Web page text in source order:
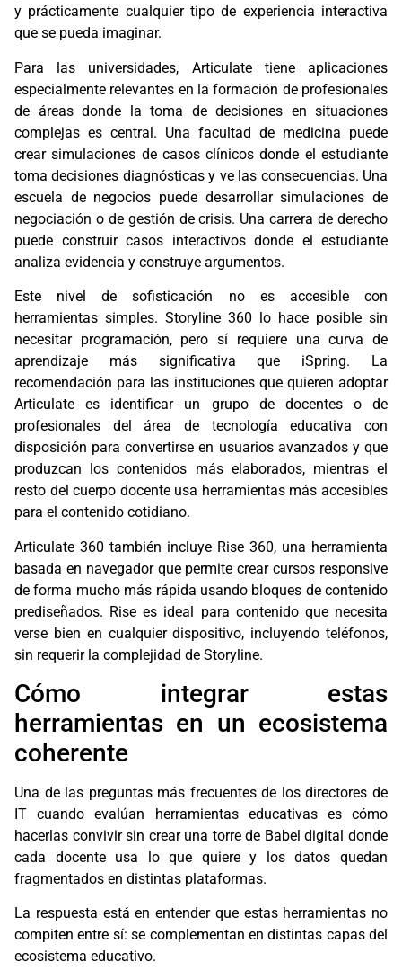
y prácticamente cualquier tipo de experiencia interactiva
que se pueda imaginar.
Para las universidades, Articulate tiene aplicaciones
especialmente relevantes en la formación de profesionales
de áreas donde la toma de decisiones en situaciones
complejas es central. Una facultad de medicina puede
crear simulaciones de casos clínicos donde el estudiante
toma decisiones diagnósticas y ve las consecuencias. Una
escuela de negocios puede desarrollar simulaciones de
negociación o de gestión de crisis. Una carrera de derecho
puede construir casos interactivos donde el estudiante
analiza evidencia y construye argumentos.
Este nivel de sofisticación no es accesible con
herramientas simples. Storyline 360 lo hace posible sin
necesitar programación, pero sí requiere una curva de
aprendizaje más significativa que iSpring. La
recomendación para las instituciones que quieren adoptar
Articulate es identificar un grupo de docentes o de
profesionales del área de tecnología educativa con
disposición para convertirse en usuarios avanzados y que
produzcan los contenidos más elaborados, mientras el
resto del cuerpo docente usa herramientas más accesibles
para el contenido cotidiano.
Articulate 360 también incluye Rise 360, una herramienta
basada en navegador que permite crear cursos responsive
de forma mucho más rápida usando bloques de contenido
prediseñados. Rise es ideal para contenido que necesita
verse bien en cualquier dispositivo, incluyendo teléfonos,
sin requerir la complejidad de Storyline.
Cómo integrar estas
herramientas en un ecosistema
coherente
Una de las preguntas más frecuentes de los directores de
IT cuando evalúan herramientas educativas es cómo
hacerlas convivir sin crear una torre de Babel digital donde
cada docente usa lo que quiere y los datos quedan
fragmentados en distintas plataformas.
La respuesta está en entender que estas herramientas no
compiten entre sí: se complementan en distintas capas del
ecosistema educativo.